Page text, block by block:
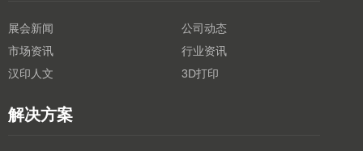
展会新闻
公司动态
市场资讯
行业资讯
汉印人文
3D打印
解决方案